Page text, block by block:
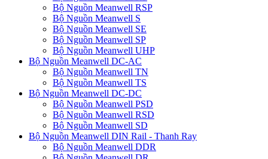
Bộ Nguồn Meanwell RSP
Bộ Nguồn Meanwell S
Bộ Nguồn Meanwell SE
Bộ Nguồn Meanwell SP
Bộ Nguồn Meanwell UHP
Bộ Nguồn Meanwell DC-AC
Bộ Nguồn Meanwell TN
Bộ Nguồn Meanwell TS
Bộ Nguồn Meanwell DC-DC
Bộ Nguồn Meanwell PSD
Bộ Nguồn Meanwell RSD
Bộ Nguồn Meanwell SD
Bộ Nguồn Meanwell DIN Rail - Thanh Ray
Bộ Nguồn Meanwell DDR